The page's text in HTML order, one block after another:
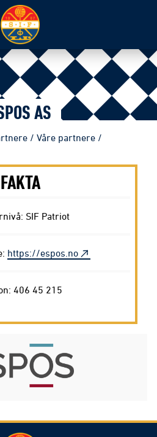
AS
/ Våre partnere /
FAKTA
SIF Patriot
https://espos.no
406 45 215